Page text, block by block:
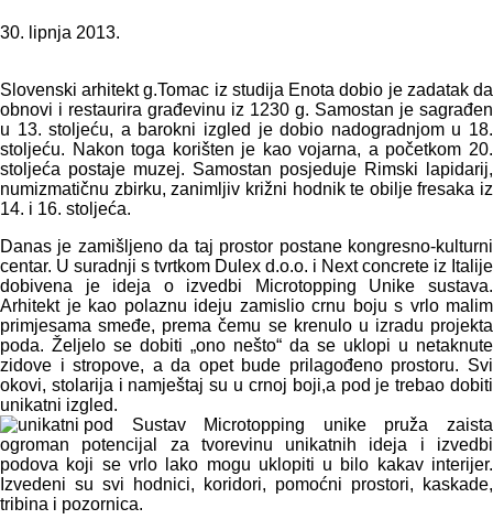
30. lipnja 2013.
Slovenski arhitekt g.Tomac iz studija Enota dobio je zadatak da
obnovi i restaurira građevinu iz 1230 g. Samostan je sagrađen
u 13. stoljeću, a barokni izgled je dobio nadogradnjom u 18.
stoljeću. Nakon toga korišten je kao vojarna, a početkom 20.
stoljeća postaje muzej. Samostan posjeduje Rimski lapidarij,
numizmatičnu zbirku, zanimljiv križni hodnik te obilje fresaka iz
14. i 16. stoljeća.
Danas je zamišljeno da taj prostor postane kongresno-kulturni
centar. U suradnji s tvrtkom Dulex d.o.o. i Next concrete iz Italije
dobivena je ideja o izvedbi Microtopping Unike sustava.
Arhitekt je kao polaznu ideju zamislio crnu boju s vrlo malim
primjesama smeđe, prema čemu se krenulo u izradu projekta
poda. Željelo se dobiti „ono nešto“ da se uklopi u netaknute
zidove i stropove, a da opet bude prilagođeno prostoru. Svi
okovi, stolarija i namještaj su u crnoj boji,a pod je trebao dobiti
unikatni izgled.
Sustav Microtopping unike pruža zaista
ogroman potencijal za tvorevinu unikatnih ideja i izvedbi
podova koji se vrlo lako mogu uklopiti u bilo kakav interijer.
Izvedeni su svi hodnici, koridori, pomoćni prostori, kaskade,
tribina i pozornica.